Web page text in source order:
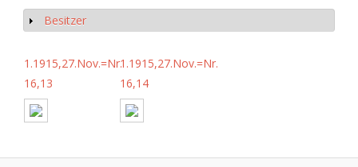
Show
Besitzer
1.1915,27.Nov.=Nr.
16,13
1.1915,27.Nov.=Nr.
16,14